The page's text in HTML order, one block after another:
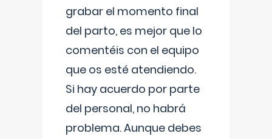
grabar el momento final
del parto, es mejor que lo
comentéis con el equipo
que os esté atendiendo.
Si hay acuerdo por parte
del personal, no habrá
problema. Aunque debes